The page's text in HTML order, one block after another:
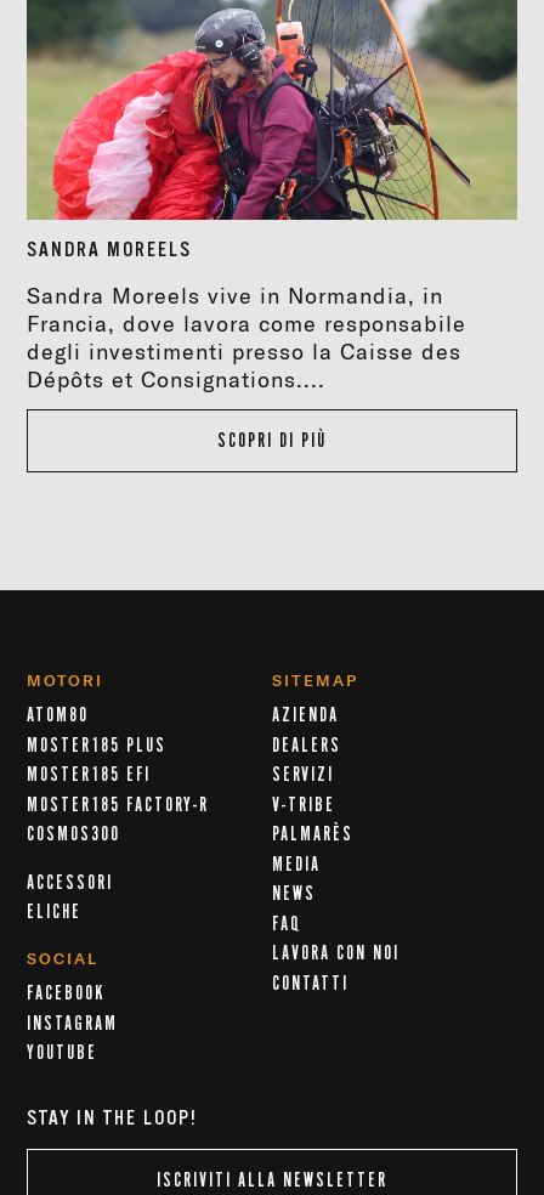
SANDRA MOREELS
Sandra Moreels vive in Normandia, in
Francia, dove lavora come responsabile
degli investimenti presso la Caisse des
Dépôts et Consignations....
SCOPRI DI PIÙ
MOTORI
ATOM80
MOSTER185 PLUS
MOSTER185 EFI
MOSTER185 FACTORY-R
COSMOS300
ACCESSORI
ELICHE
SOCIAL
FACEBOOK
INSTAGRAM
YOUTUBE
SITEMAP
AZIENDA
DEALERS
SERVIZI
V-TRIBE
PALMARÈS
MEDIA
NEWS
FAQ
LAVORA CON NOI
CONTATTI
STAY IN THE LOOP!
ISCRIVITI ALLA NEWSLETTER